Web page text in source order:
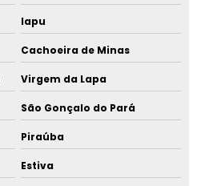
Iapu
Cachoeira de Minas
Virgem da Lapa
São Gonçalo do Pará
Piraúba
Estiva